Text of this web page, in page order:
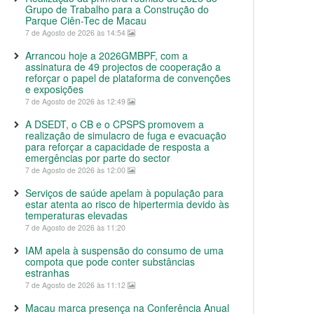
Grupo de Trabalho para a Construção do
Parque Ciên-Tec de Macau
7 de Agosto de 2026 às 14:54
Arrancou hoje a 2026GMBPF, com a
assinatura de 49 projectos de cooperação a
reforçar o papel de plataforma de convenções
e exposições
7 de Agosto de 2026 às 12:49
A DSEDT, o CB e o CPSPS promovem a
realização de simulacro de fuga e evacuação
para reforçar a capacidade de resposta a
emergências por parte do sector
7 de Agosto de 2026 às 12:00
Serviços de saúde apelam à população para
estar atenta ao risco de hipertermia devido às
temperaturas elevadas
7 de Agosto de 2026 às 11:20
IAM apela à suspensão do consumo de uma
compota que pode conter substâncias
estranhas
7 de Agosto de 2026 às 11:12
Macau marca presença na Conferência Anual